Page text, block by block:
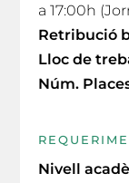
a 17:00h
Retribució
Lloc de
Núm.
Nivell